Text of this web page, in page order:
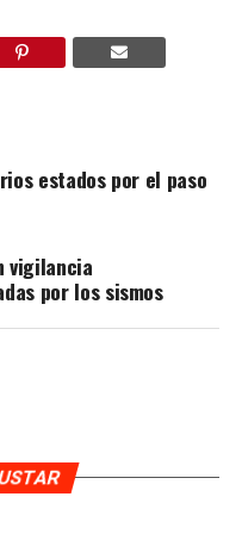
estados por el paso
vigilancia
por los sismos